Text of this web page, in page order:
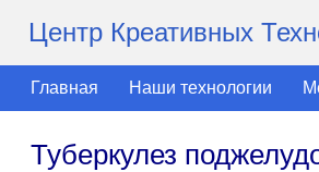
Центр Креативных
Главная Наши технологии
Туберкулез